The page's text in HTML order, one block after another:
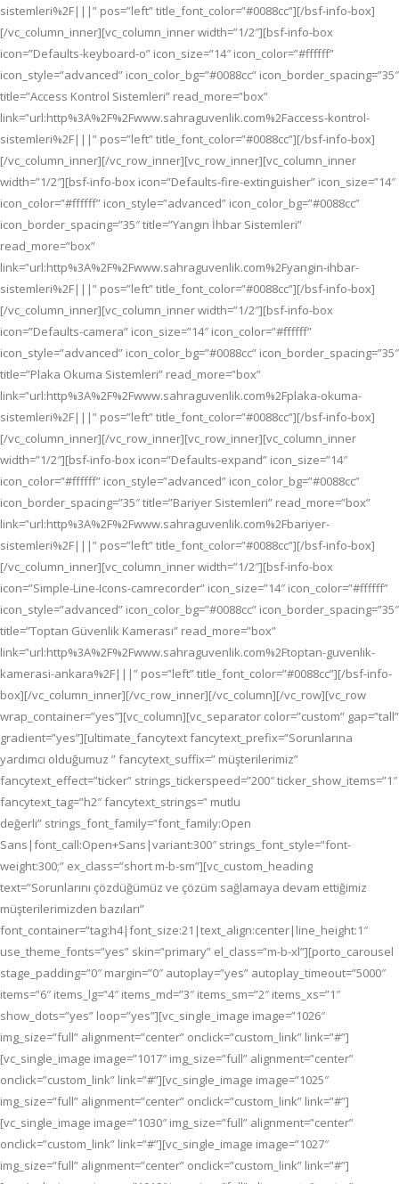
sistemleri%2F|||” pos=”left” title_font_color=”#0088cc”][/bsf-info-box]
[/vc_column_inner][vc_column_inner width=”1/2″][bsf-info-box
icon=”Defaults-keyboard-o” icon_size=”14″ icon_color=”#ffffff”
icon_style=”advanced” icon_color_bg=”#0088cc” icon_border_spacing=”35″
title=”Access Kontrol Sistemleri” read_more=”box”
link=”url:http%3A%2F%2Fwww.sahraguvenlik.com%2Faccess-kontrol-
sistemleri%2F|||” pos=”left” title_font_color=”#0088cc”][/bsf-info-box]
[/vc_column_inner][/vc_row_inner][vc_row_inner][vc_column_inner
width=”1/2″][bsf-info-box icon=”Defaults-fire-extinguisher” icon_size=”14″
icon_color=”#ffffff” icon_style=”advanced” icon_color_bg=”#0088cc”
icon_border_spacing=”35″ title=”Yangın İhbar Sistemleri”
read_more=”box”
link=”url:http%3A%2F%2Fwww.sahraguvenlik.com%2Fyangin-ihbar-
sistemleri%2F|||” pos=”left” title_font_color=”#0088cc”][/bsf-info-box]
[/vc_column_inner][vc_column_inner width=”1/2″][bsf-info-box
icon=”Defaults-camera” icon_size=”14″ icon_color=”#ffffff”
icon_style=”advanced” icon_color_bg=”#0088cc” icon_border_spacing=”35″
title=”Plaka Okuma Sistemleri” read_more=”box”
link=”url:http%3A%2F%2Fwww.sahraguvenlik.com%2Fplaka-okuma-
sistemleri%2F|||” pos=”left” title_font_color=”#0088cc”][/bsf-info-box]
[/vc_column_inner][/vc_row_inner][vc_row_inner][vc_column_inner
width=”1/2″][bsf-info-box icon=”Defaults-expand” icon_size=”14″
icon_color=”#ffffff” icon_style=”advanced” icon_color_bg=”#0088cc”
icon_border_spacing=”35″ title=”Bariyer Sistemleri” read_more=”box”
link=”url:http%3A%2F%2Fwww.sahraguvenlik.com%2Fbariyer-
sistemleri%2F|||” pos=”left” title_font_color=”#0088cc”][/bsf-info-box]
[/vc_column_inner][vc_column_inner width=”1/2″][bsf-info-box
icon=”Simple-Line-Icons-camrecorder” icon_size=”14″ icon_color=”#ffffff”
icon_style=”advanced” icon_color_bg=”#0088cc” icon_border_spacing=”35″
title=”Toptan Güvenlik Kamerası” read_more=”box”
link=”url:http%3A%2F%2Fwww.sahraguvenlik.com%2Ftoptan-guvenlik-
kamerasi-ankara%2F|||” pos=”left” title_font_color=”#0088cc”][/bsf-info-
box][/vc_column_inner][/vc_row_inner][/vc_column][/vc_row][vc_row
wrap_container=”yes”][vc_column][vc_separator color=”custom” gap=”tall”
gradient=”yes”][ultimate_fancytext fancytext_prefix=”Sorunlarına
yardımcı olduğumuz ” fancytext_suffix=” müşterilerimiz”
fancytext_effect=”ticker” strings_tickerspeed=”200″ ticker_show_items=”1″
fancytext_tag=”h2″ fancytext_strings=” mutlu
değerli” strings_font_family=”font_family:Open
Sans|font_call:Open+Sans|variant:300″ strings_font_style=”font-
weight:300;” ex_class=”short m-b-sm”][vc_custom_heading
text=”Sorunlarını çözdüğümüz ve çözüm sağlamaya devam ettiğimiz
müşterilerimizden bazıları”
font_container=”tag:h4|font_size:21|text_align:center|line_height:1″
use_theme_fonts=”yes” skin=”primary” el_class=”m-b-xl”][porto_carousel
stage_padding=”0″ margin=”0″ autoplay=”yes” autoplay_timeout=”5000″
items=”6″ items_lg=”4″ items_md=”3″ items_sm=”2″ items_xs=”1″
show_dots=”yes” loop=”yes”][vc_single_image image=”1026″
img_size=”full” alignment=”center” onclick=”custom_link” link=”#”]
[vc_single_image image=”1017″ img_size=”full” alignment=”center”
onclick=”custom_link” link=”#”][vc_single_image image=”1025″
img_size=”full” alignment=”center” onclick=”custom_link” link=”#”]
[vc_single_image image=”1030″ img_size=”full” alignment=”center”
onclick=”custom_link” link=”#”][vc_single_image image=”1027″
img_size=”full” alignment=”center” onclick=”custom_link” link=”#”]